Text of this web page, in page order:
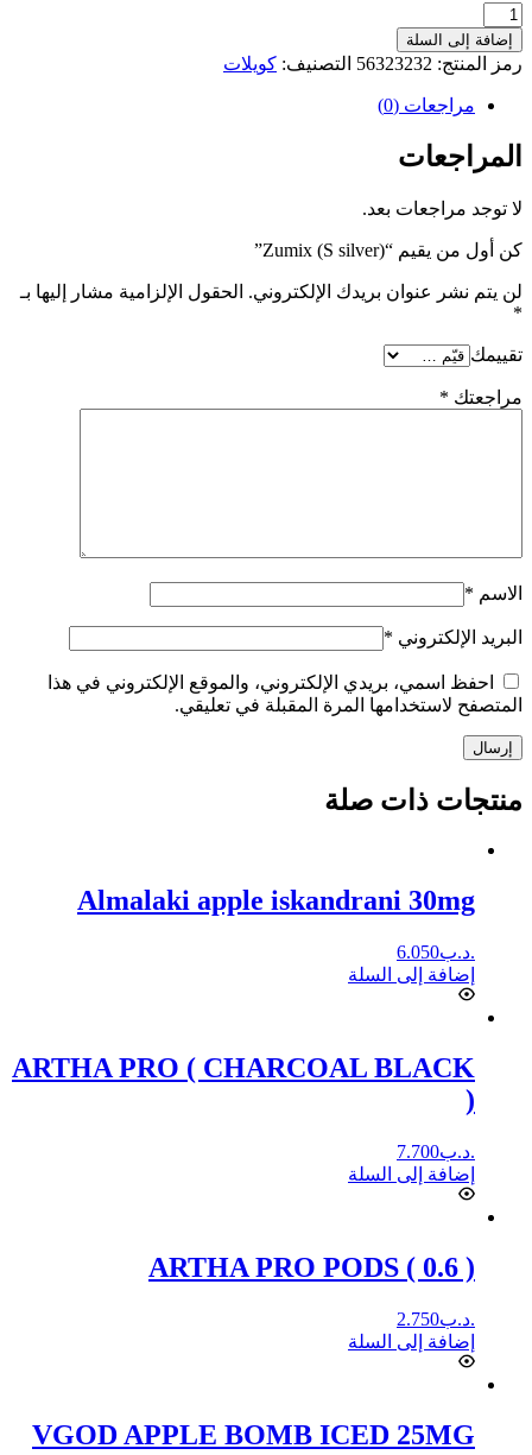
كمية
Zumix
(S
silver)
إضافة إلى السلة
رمز المنتج: 56323232 التصنيف: كويلات
مراجعات (0)
المراجعات
لا توجد مراجعات بعد.
كن أول من يقيم “Zumix (S silver)”
لن يتم نشر عنوان بريدك الإلكتروني. الحقول الإلزامية مشار إليها بـ
*
تقييمك
مراجعتك *
الاسم *
البريد الإلكتروني *
احفظ اسمي، بريدي الإلكتروني، والموقع الإلكتروني في هذا
المتصفح لاستخدامها المرة المقبلة في تعليقي.
إرسال
منتجات ذات صلة
Almalaki apple iskandrani 30mg
.د.ب6.050
إضافة إلى السلة
ARTHA PRO ( CHARCOAL BLACK
)
.د.ب7.700
إضافة إلى السلة
ARTHA PRO PODS ( 0.6 )
.د.ب2.750
إضافة إلى السلة
VGOD APPLE BOMB ICED 25MG